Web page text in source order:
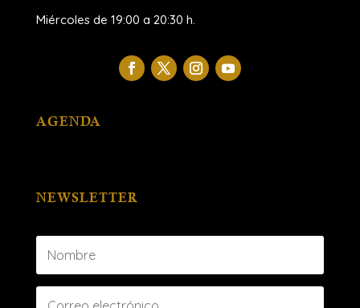
Miércoles de 19:00 a 20:30 h.
AGENDA
NEWSLETTER